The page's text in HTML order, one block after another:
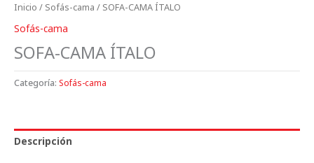
Inicio / Sofás-cama / SOFA-CAMA ÍTALO
Sofás-cama
SOFA-CAMA ÍTALO
Categoría: Sofás-cama
Descripción